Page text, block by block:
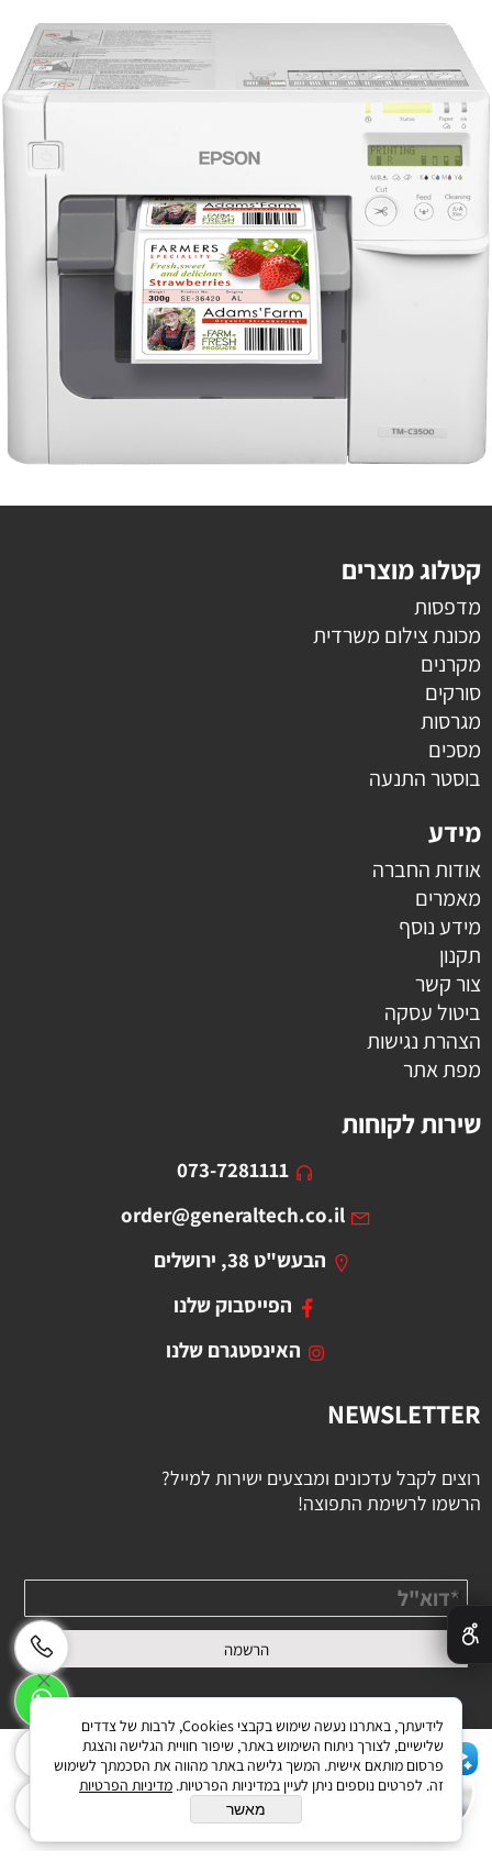
קטלוג מוצרים
מדפסות
מכונת צילום משרדית
מקרנים
סורקים
מגרסות
מסכים
בוסטר התנעה
מידע
אודות החברה
מאמרים
מידע נוסף
תקנון
צור קשר
ביטול עסקה
הצהרת נגישות
מפת אתר
שירות לקוחות
073-7281111
order@generaltech.co.il
הבעש"ט 38, ירושלים
הפייסבוק שלנו
האינסטגרם שלנו
NEWSLETTER
רוצים לקבל עדכונים ומבצעים ישירות למייל?
הרשמו לרשימת התפוצה!
בניית אתרים
✕
לידיעתך, באתרנו נעשה שימוש בקבצי Cookies, לרבות של צדדים
שלישיים, לצורך ניתוח השימוש באתר, שיפור חוויית הגלישה והצגת
פרסום מותאם אישית. המשך גלישה באתר מהווה את הסכמתך לשימוש
זה. לפרטים נוספים ניתן לעיין במדיניות הפרטיות. מדיניות הפרטיות
מאשר